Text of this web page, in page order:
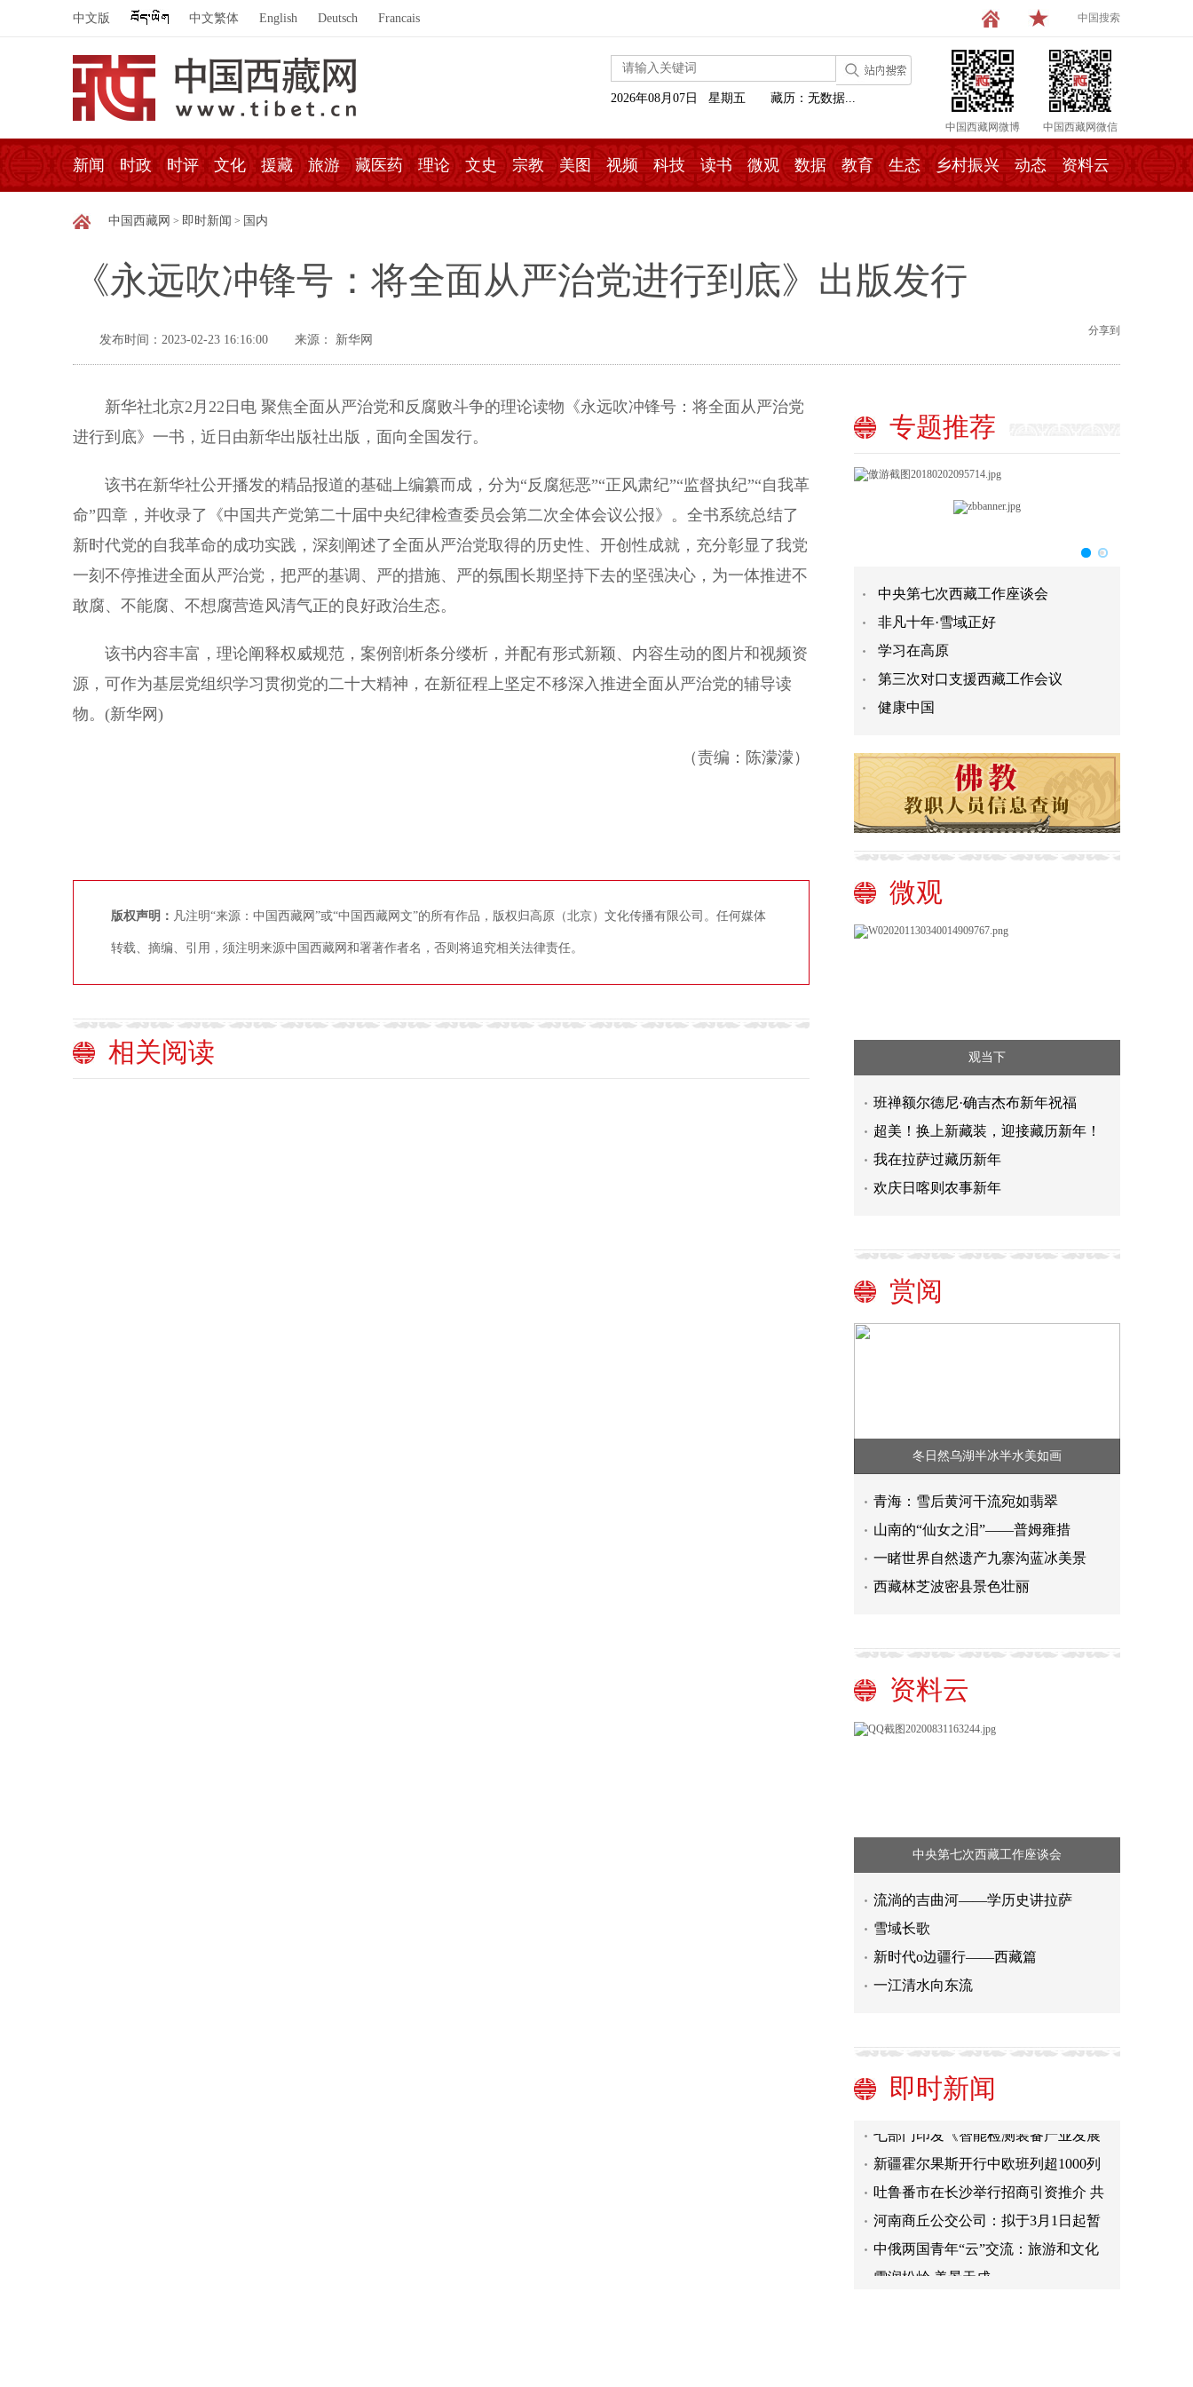
中文版 中文繁体 English Deutsch Francais 中国搜索
中国西藏网微博 中国西藏网微信
2026年08月07日 星期五 藏历：无数据...
新闻 时政 时评 文化 援藏 旅游 藏医药 理论 文史 宗教 美图 视频 科技 读书 微观 数据 教育 生态 乡村振兴 动态 资料云
中国西藏网 > 即时新闻 > 国内
《永远吹冲锋号：将全面从严治党进行到底》出版发行
发布时间：2023-02-23 16:16:00 来源： 新华网
分享到
新华社北京2月22日电 聚焦全面从严治党和反腐败斗争的理论读物《永远吹冲锋号：将全面从严治党
进行到底》一书，近日由新华出版社出版，面向全国发行。
该书在新华社公开播发的精品报道的基础上编纂而成，分为“反腐惩恶”“正风肃纪”“监督执纪”“自我革
命”四章，并收录了《中国共产党第二十届中央纪律检查委员会第二次全体会议公报》。全书系统总结了
新时代党的自我革命的成功实践，深刻阐述了全面从严治党取得的历史性、开创性成就，充分彰显了我党
一刻不停推进全面从严治党，把严的基调、严的措施、严的氛围长期坚持下去的坚强决心，为一体推进不
敢腐、不能腐、不想腐营造风清气正的良好政治生态。
该书内容丰富，理论阐释权威规范，案例剖析条分缕析，并配有形式新颖、内容生动的图片和视频资
源，可作为基层党组织学习贯彻党的二十大精神，在新征程上坚定不移深入推进全面从严治党的辅导读
物。(新华网)
（责编：陈濛濛）
版权声明： 凡注明“来源：中国西藏网”或“中国西藏网文”的所有作品，版权归高原（北京）文化传播有限公司。任何媒体
转载、摘编、引用，须注明来源中国西藏网和署著作者名，否则将追究相关法律责任。
相关阅读
专题推荐
中央第七次西藏工作座谈会
非凡十年·雪域正好
学习在高原
第三次对口支援西藏工作会议
健康中国
微观
观当下
班禅额尔德尼·确吉杰布新年祝福
超美！换上新藏装，迎接藏历新年！
我在拉萨过藏历新年
欢庆日喀则农事新年
赏阅
冬日然乌湖半冰半水美如画
青海：雪后黄河干流宛如翡翠
山南的“仙女之泪”——普姆雍措
一睹世界自然遗产九寨沟蓝冰美景
西藏林芝波密县景色壮丽
资料云
中央第七次西藏工作座谈会
流淌的吉曲河——学历史讲拉萨
雪域长歌
新时代o边疆行——西藏篇
一江清水向东流
即时新闻
赛在杭州开幕
广东对香港出口蔬果去年合计35.9亿
行动计划（2023—2025年）》
新疆霍尔果斯开行中欧班列超1000列
吐鲁番市在长沙举行招商引资推介 共
签约20个项目
河南商丘公交公司：拟于3月1日起暂
停运营市区公交线路
中俄两国青年“云”交流：旅游和文化
是青年对话基础
雪润松岭 美景天成